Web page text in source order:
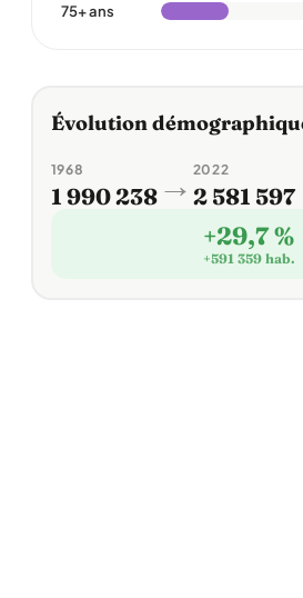
75+ ans
Évolution
1968
1 990 238→ 2022
2 581 597
+29,7 %
+591 359 hab.